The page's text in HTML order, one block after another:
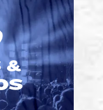
&
de
disfrute